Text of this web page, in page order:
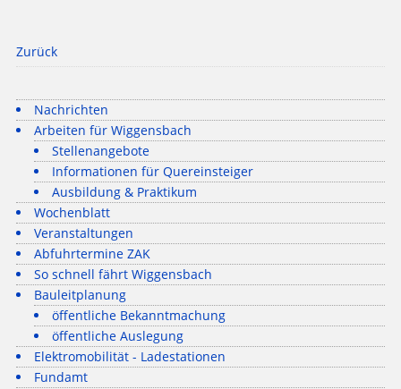
Zurück
Nachrichten
Arbeiten für Wiggensbach
Stellenangebote
Informationen für Quereinsteiger
Ausbildung & Praktikum
Wochenblatt
Veranstaltungen
Abfuhrtermine ZAK
So schnell fährt Wiggensbach
Bauleitplanung
öffentliche Bekanntmachung
öffentliche Auslegung
Elektromobilität - Ladestationen
Fundamt